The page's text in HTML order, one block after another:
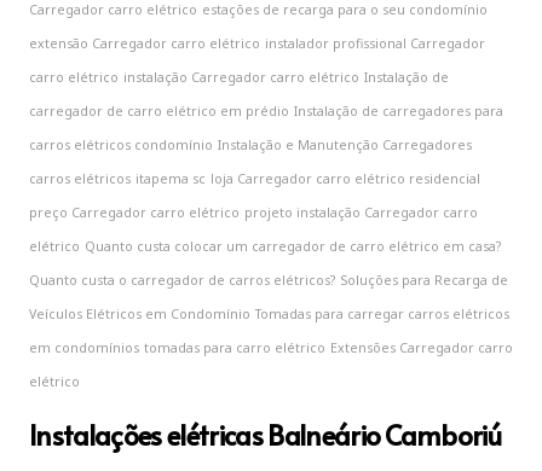
Carregador carro elétrico estações de recarga para o seu condomínio
extensão Carregador carro elétrico instalador profissional Carregador
carro elétrico instalação Carregador carro elétrico Instalação de
carregador de carro elétrico em prédio Instalação de carregadores para
carros elétricos condomínio Instalação e Manutenção Carregadores
carros elétricos itapema sc loja Carregador carro elétrico residencial
preço Carregador carro elétrico projeto instalação Carregador carro
elétrico Quanto custa colocar um carregador de carro elétrico em casa?
Quanto custa o carregador de carros elétricos? Soluções para Recarga de
Veículos Elétricos em Condomínio Tomadas para carregar carros elétricos
em condomínios tomadas para carro elétrico ‎Extensões Carregador carro
elétrico
Instalações elétricas Balneário Camboriú